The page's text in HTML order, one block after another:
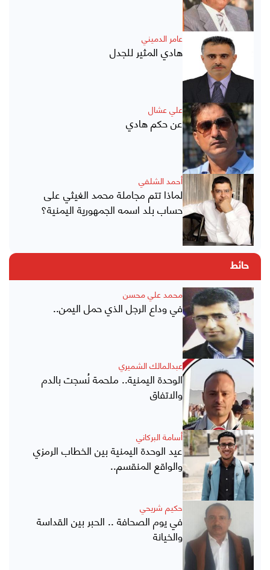
عامر الدميني
هادي المثير للجدل
علي عشال
عن حكم هادي
أحمد الشلفي
لماذا تتم مجاملة محمد الغيثي على
حساب بلد اسمه الجمهورية اليمنية؟
حائط
محمد علي محسن
في وداع الرجل الذي حمل اليمن..
عبدالمالك الشميري
الوحدة اليمنية.. ملحمة نُسجت بالدم
والاتفاق
أسامة البركاني
عيد الوحدة اليمنية بين الخطاب الرمزي
والواقع المنقسم..
حكيم شريحي
في يوم الصحافة .. الحبر بين القداسة
والخيانة